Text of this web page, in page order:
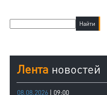
Лента новостей
08.08.2026 | 09:00